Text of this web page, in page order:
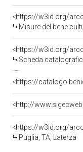
<https://w3id.org/
Misure del bene
<https://w3id.org/
Scheda
<https://
<http://
<https://w3id.org/
Puglia, TA, Laterza